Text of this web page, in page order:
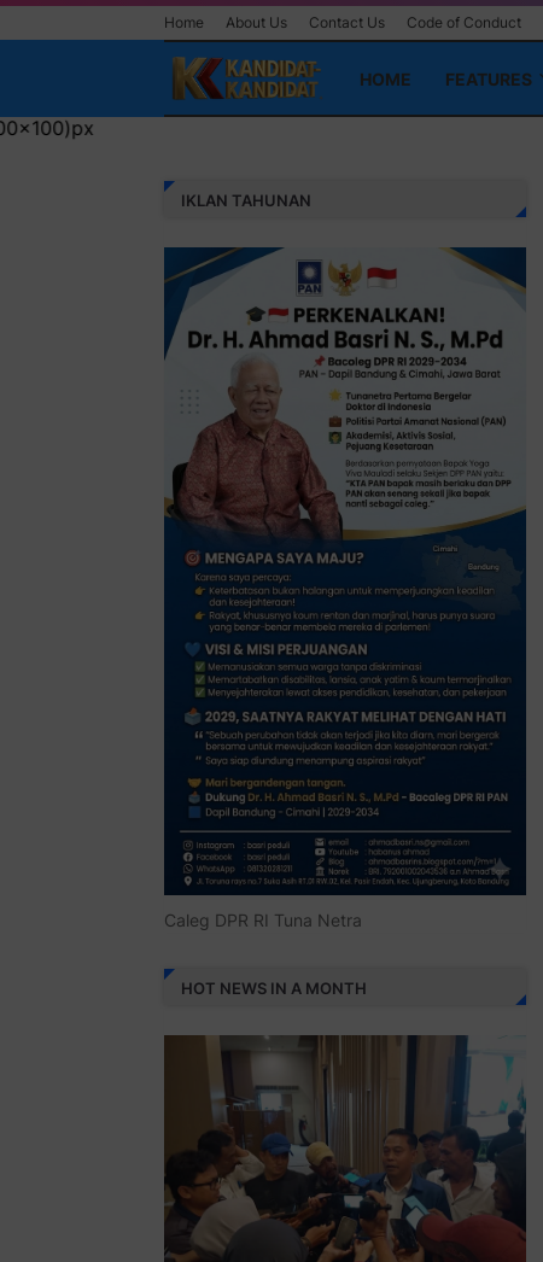
Home About Us Contact Us Code of Conduct
HOME FEATURES
IKLAN TAHUNAN
Caleg DPR RI Tuna Netra
HOT NEWS IN A MONTH